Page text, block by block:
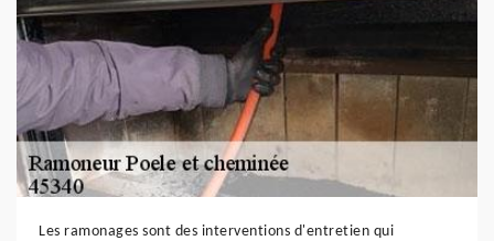
Les ramonages sont des interventions d'entretien qui